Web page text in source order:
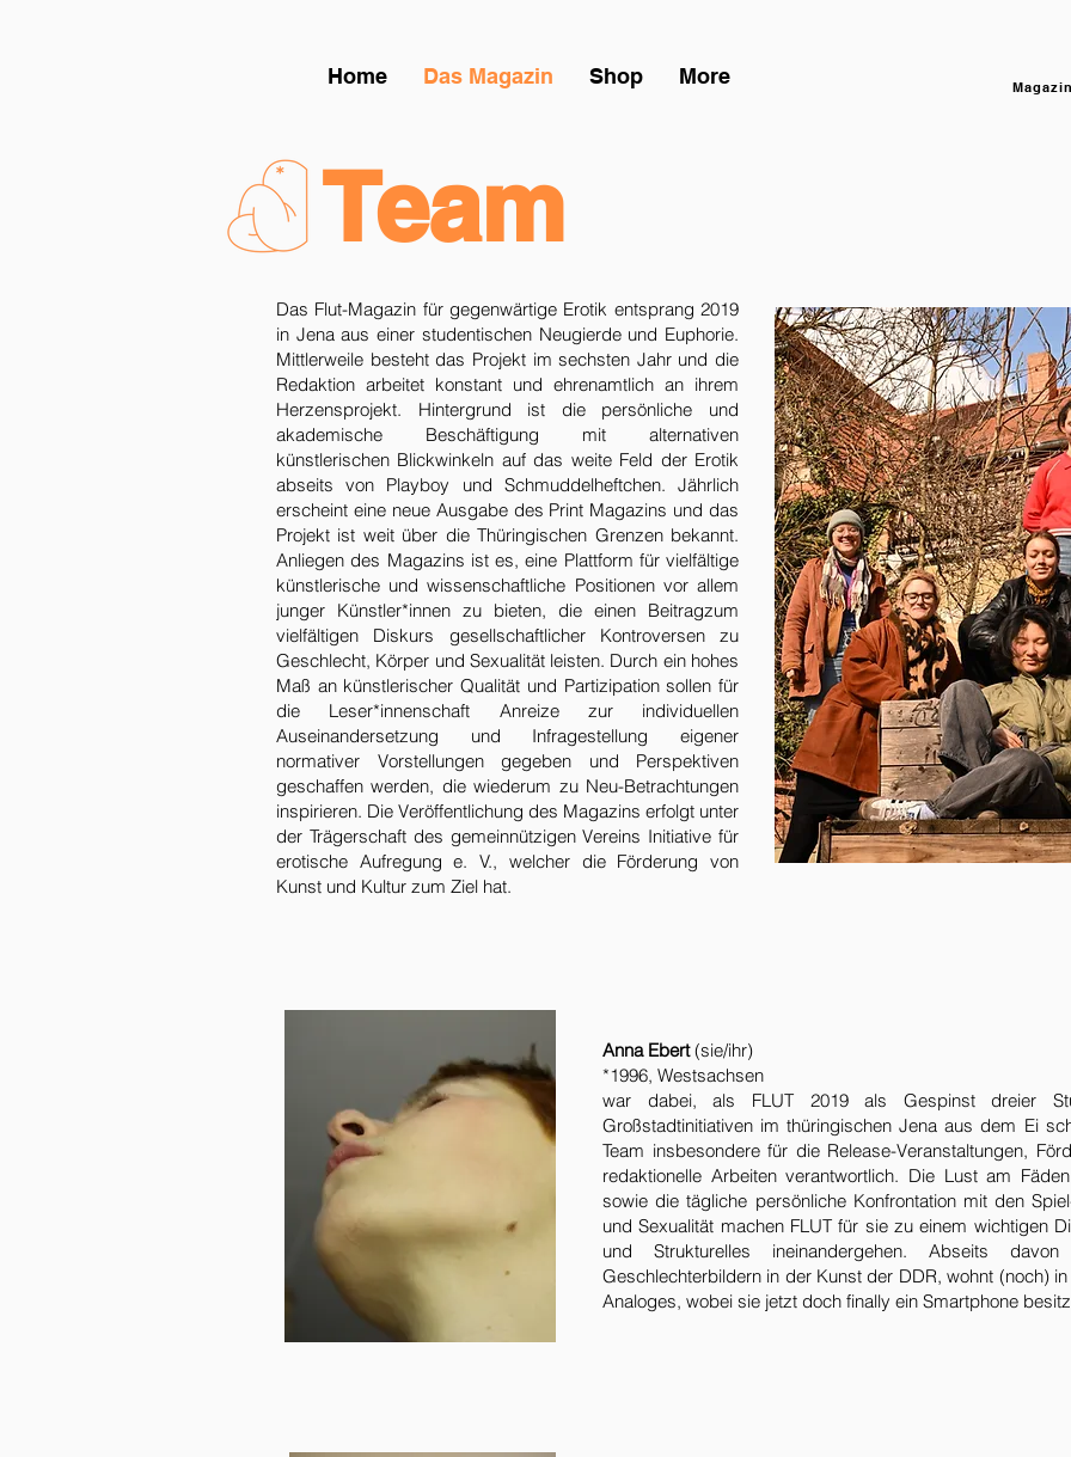
Home Das Magazin Shop More
Team
Das Flut-Magazin für gegenwärtige Erotik entsprang 2019
in Jena aus einer studentischen Neugierde und Euphorie.
Mittlerweile besteht das Projekt im sechsten Jahr und die
Redaktion arbeitet konstant und ehrenamtlich an ihrem
Herzensprojekt. Hintergrund ist die persönliche und
akademische Beschäftigung mit alternativen
künstlerischen Blickwinkeln auf das weite Feld der Erotik
abseits von Playboy und Schmuddelheftchen. Jährlich
erscheint eine neue Ausgabe des Print Magazins und das
Projekt ist weit über die Thüringischen Grenzen bekannt.
Anliegen des Magazins ist es, eine Plattform für vielfältige
künstlerische und wissenschaftliche Positionen vor allem
junger Künstler*innen zu bieten, die einen Beitragzum
vielfältigen Diskurs gesellschaftlicher Kontroversen zu
Geschlecht, Körper und Sexualität leisten. Durch ein hohes
Maß an künstlerischer Qualität und Partizipation sollen für
die Leser*innenschaft Anreize zur individuellen
Auseinandersetzung und Infragestellung eigener
normativer Vorstellungen gegeben und Perspektiven
geschaffen werden, die wiederum zu Neu-Betrachtungen
inspirieren. Die Veröffentlichung des Magazins erfolgt unter
der Trägerschaft des gemeinnützigen Vereins Initiative für
erotische Aufregung e. V., welcher die Förderung von
Kunst und Kultur zum Ziel hat.
Anna Ebert(sie/ihr)
*1996, Westsachsen
war dabei, als FLUT 2019 als Gespinst dreier
Großstadtinitiativen im thüringischen Jena aus dem Ei
Team insbesondere für die Release-Veranstaltungen,
redaktionelle Arbeiten verantwortlich. Die Lust am
sowie die tägliche persönliche Konfrontation mit den
und Sexualität machen FLUT für sie zu einem wichtigen
und Strukturelles ineinandergehen. Abseits
Geschlechterbildern in der Kunst der DDR, wohnt (noch)
Analoges, wobei sie jetzt doch finally ein Smartphone